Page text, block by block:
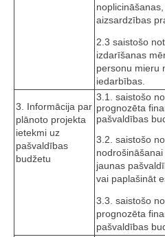
aizsardzības
2.3 saistošo
izdarīšanas
personu mieru
iedarbības.
3. Informācija par
plānoto projekta
ietekmi uz
pašvaldības
budžetu
3.1. saistošo
prognozēta
pašvaldības
3.2. saistošo
jaunas
vai paplašināt
3.3. saistošo
prognozēta
pašvaldības